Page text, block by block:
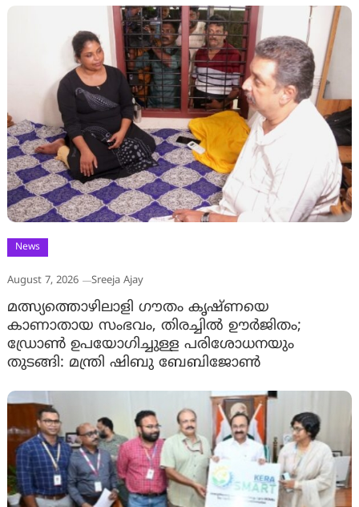
News
August 7, 2026 Sreeja Ajay
മത്സ്യത്തൊഴിലാളി ഗൗതം കൃഷ്ണയെ
കാണാതായ സംഭവം, തിരച്ചിൽ ഊർജിതം;
ഡ്രോണ്‍ ഉപയോഗിച്ചുള്ള പരിശോധനയും
തുടങ്ങി: മന്ത്രി ഷിബു ബേബിജോണ്‍